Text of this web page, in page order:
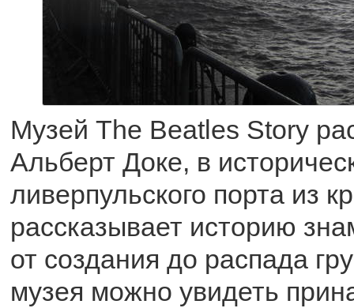
Музей The Beatles Story
Альберт Доке, в
ливерпульского порта из
рассказывает историю
от создания до распада
музея можно увидеть